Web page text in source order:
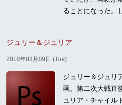
ることになった。
ジュリー＆ジュリア
2010年03月09日 (Tue)
ジュリー＆ジュ
画。第二次大戦直
ュリア・チャイル